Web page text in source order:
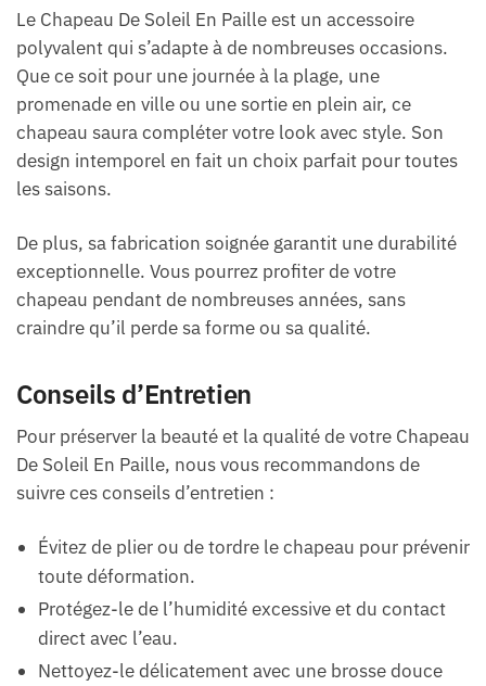
Le Chapeau De Soleil En Paille est un accessoire
polyvalent qui s’adapte à de nombreuses occasions.
Que ce soit pour une journée à la plage, une
promenade en ville ou une sortie en plein air, ce
chapeau saura compléter votre look avec style. Son
design intemporel en fait un choix parfait pour toutes
les saisons.
De plus, sa fabrication soignée garantit une durabilité
exceptionnelle. Vous pourrez profiter de votre
chapeau pendant de nombreuses années, sans
craindre qu’il perde sa forme ou sa qualité.
Conseils d’Entretien
Pour préserver la beauté et la qualité de votre Chapeau
De Soleil En Paille, nous vous recommandons de
suivre ces conseils d’entretien :
Évitez de plier ou de tordre le chapeau pour prévenir
toute déformation.
Protégez-le de l’humidité excessive et du contact
direct avec l’eau.
Nettoyez-le délicatement avec une brosse douce